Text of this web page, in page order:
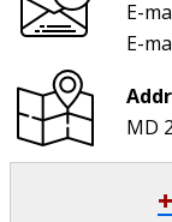
E-
E-
MD